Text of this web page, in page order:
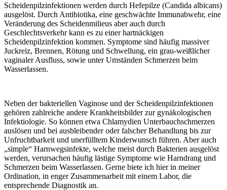
Scheidenpilzinfektionen werden durch Hefepilze (Candida albicans)
ausgelöst. Durch Antibiotika, eine geschwächte Immunabwehr, eine
Veränderung des Scheidenmilieus aber auch durch
Geschlechtsverkehr kann es zu einer hartnäckigen
Scheidenpilzinfektion kommen. Symptome sind häufig massiver
Juckreiz, Brennen, Rötung und Schwellung, ein grau-weißlicher
vaginaler Ausfluss, sowie unter Umständen Schmerzen beim
Wasserlassen.
Neben der bakteriellen Vaginose und der Scheidenpilzinfektionen
gehören zahlreiche andere Krankheitsbilder zur gynäkologischen
Infektiologie. So können etwa Chlamydien Unterbauchschmerzen
auslösen und bei ausbleibender oder falscher Behandlung bis zur
Unfruchtbarkeit und unerfülltem Kinderwunsch führen. Aber auch
„simple“ Harnwegsinfekte, welche meist durch Bakterien ausgelöst
werden, verursachen häufig lästige Symptome wie Harndrang und
Schmerzen beim Wasserlassen. Gerne biete ich hier in meiner
Ordination, in enger Zusammenarbeit mit einem Labor, die
entsprechende Diagnostik an.